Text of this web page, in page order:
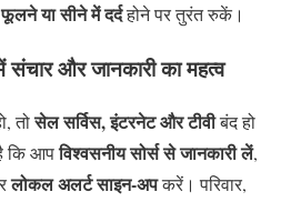
या सीने में दर्दहोने पर तुरंत रुकें।
संचार और जानकारी का महत्व
तोसेल सर्विस, इंटरनेट और टीवीबंद हो
कि आपविश्वसनीय सोर्स से जानकारी लें,
लोकल अलर्ट साइन-अपकरें। परिवार,